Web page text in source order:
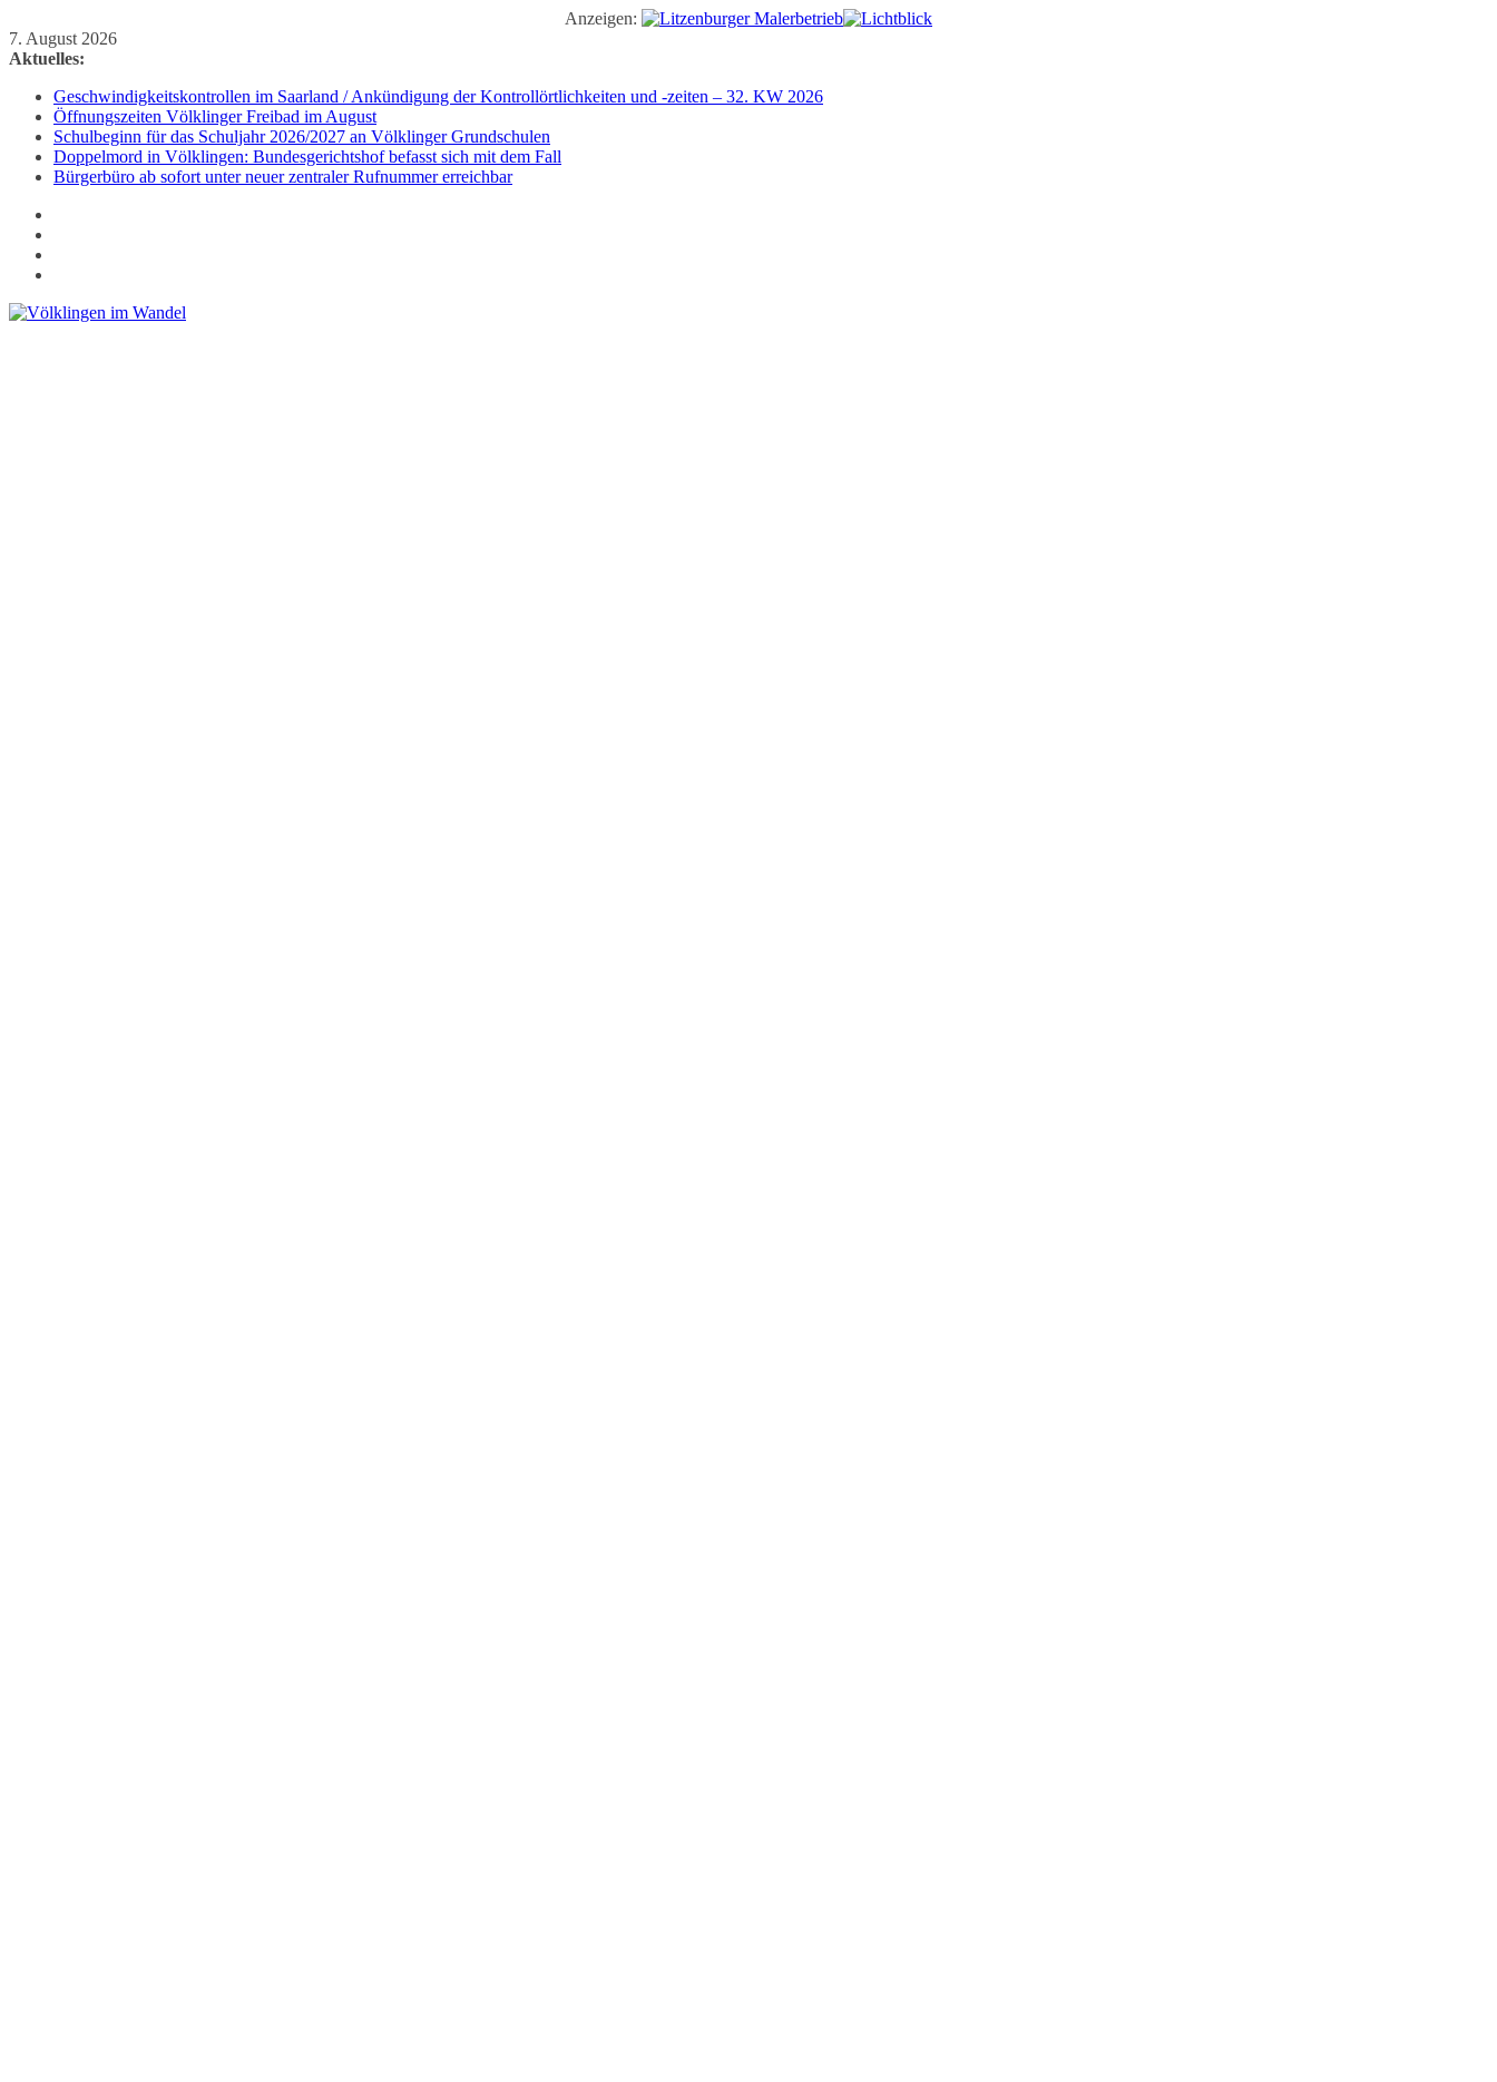
Anzeigen:
Zum
Inhalt
7. August 2026
Aktuelles:
Geschwindigkeitskontrollen im Saarland / Ankündigung der Kontrollörtlichkeiten und -zeiten – 32. KW 2026
Öffnungszeiten Völklinger Freibad im August
Schulbeginn für das Schuljahr 2026/2027 an Völklinger Grundschulen
Doppelmord in Völklingen: Bundesgerichtshof befasst sich mit dem Fall
Bürgerbüro ab sofort unter neuer zentraler Rufnummer erreichbar